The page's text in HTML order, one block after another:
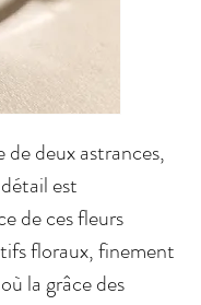
deux astrances,
est
de ces fleurs
floraux, finement
la grâce des